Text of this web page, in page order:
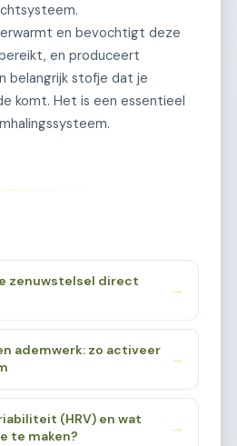
en bevochtigt deze
en produceert
belangrijk stofje dat je
komt. Het is een essentieel
zenuwstelsel direct
→
ademwerk: zo activeer
→
(HRV) en wat
te maken?
→